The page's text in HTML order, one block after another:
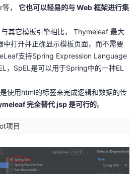
， 它也可以轻易的与 Web 框架进行集
其它模板引擎相比， Thymeleaf 最大
中打开并正确显示模板页面，而不需要
支持Spring Expression Language
，SpEL是可以用于Spring中的一种EL
使用html的标签来完成逻辑和数据的传
完全替代 jsp 是可行的。
项目